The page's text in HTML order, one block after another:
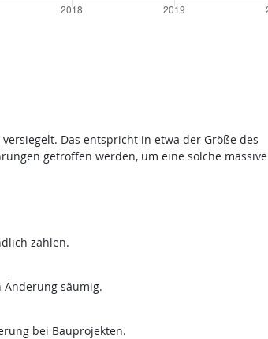
Das entspricht in etwa der Größe des
getroffen werden, um eine solche massive
zahlen.
säumig.
bei Bauprojekten.